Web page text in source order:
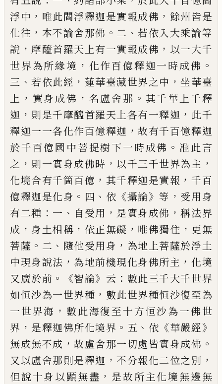
浮中 ， 唯此閻浮釋迦是實報成佛 ， 餘州皆是
化往 ， 本不論舍那佛 。 二 、若依入大乘論等
說 ， 摩醯首羅天上有一實報成佛 ， 以一大千
世界為所緣境 ， 化作百億釋迦一時成佛 。
三 、若依此經 ， 蓮華臺藏世界之中 ， 坐華臺
上 ， 實身成佛 ， 名盧舍那 。 其千華上千釋
迦 ， 則是千摩醯首羅天上各有一釋迦 ， 此千
釋迦一一各化作百億釋迦 ，故有千百億釋迦
於千百億國中菩提樹下一時成佛 。 准此言
之 ， 則一實身成佛時 ， 以千三千世界為主 ，
化境合有千箇百億 ， 其千釋迦是實報 ， 千百
億釋迦是化身 。 四 、 依 《攝論》等 ， 受用身
有二種 ： 一 、 自受用 ， 是實身成佛 ，稱法界
成 ， 身土相稱 ， 依正無礙 ， 唯佛獨住 ， 更無
菩薩 。 二 、 隨他受用身 ， 為地上菩薩於淨土
中現身說法 ， 為地前機現化身佛所主 ， 化境
又廣於前 。《智論》 云 ： 數此三千大千世界
如恒沙為一世界種 ， 數此世界種恒沙復至為
一世界海 ， 數此海復至十方恒沙為一佛世
界 ， 是釋迦佛所化境界 。 五 、 依 《華嚴經》
無成無不成 ，故盧舍那一切處皆實身成佛 。
又以盧舍那則是釋迦 ，不分報化二位之別 ，
但說十身以顯無盡 ， 是故所主化境無邊無